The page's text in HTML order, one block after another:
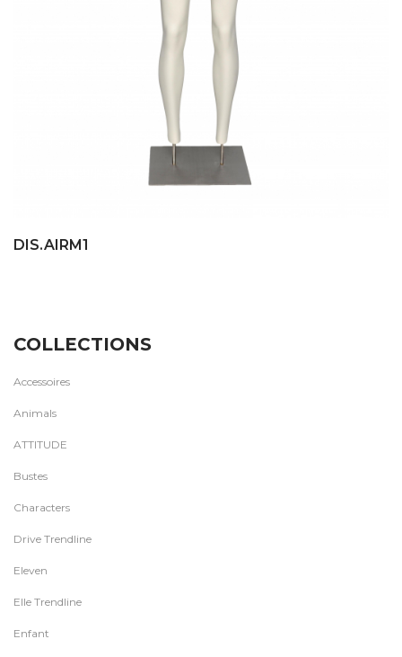
DIS.AIRM1
COLLECTIONS
Accessoires
Animals
ATTITUDE
Bustes
Characters
Drive Trendline
Eleven
Elle Trendline
Enfant